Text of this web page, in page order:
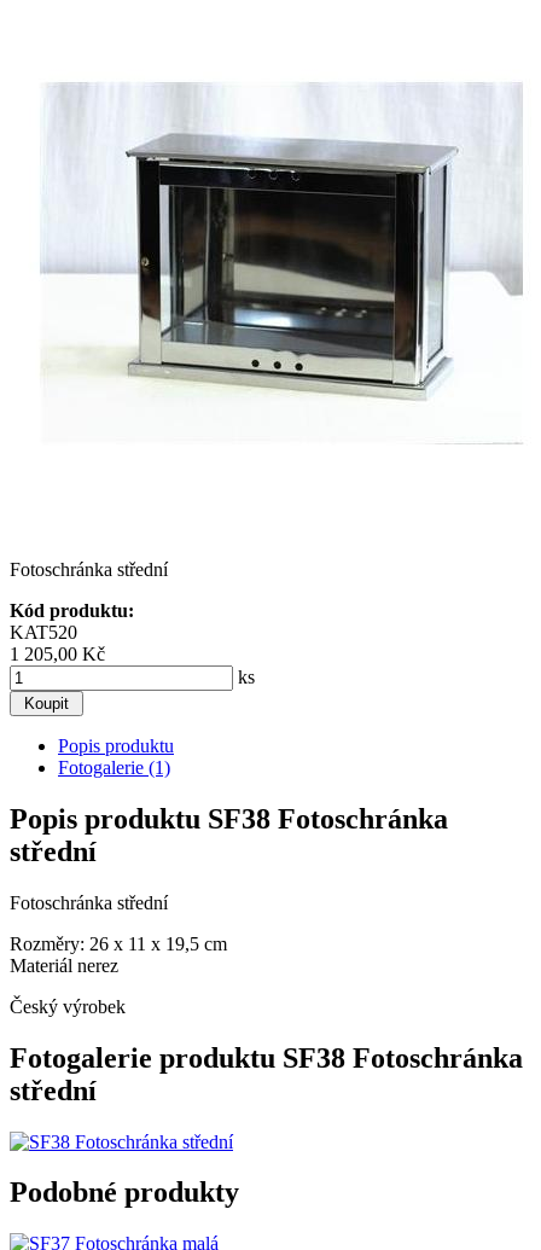
Fotoschránka střední
Kód produktu:
KAT520
1 205,00 Kč
ks
Popis produktu
Fotogalerie (1)
Popis produktu SF38 Fotoschránka
střední
Fotoschránka střední
Rozměry: 26 x 11 x 19,5 cm
Materiál nerez
Český výrobek
Fotogalerie produktu SF38 Fotoschránka
střední
Podobné produkty